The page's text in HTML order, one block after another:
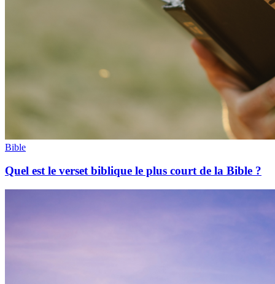
Bible
Quel est le verset biblique le plus court de la Bible ?